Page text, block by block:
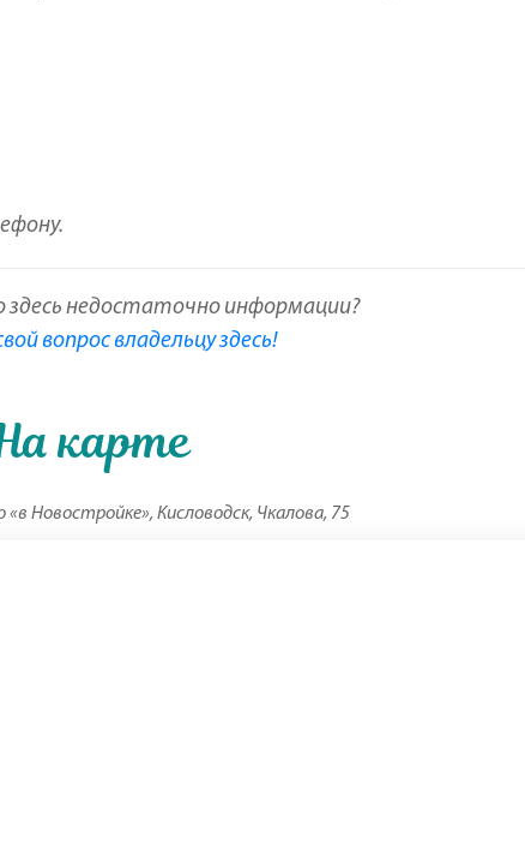
недостаточно информации?
вопрос владельцу здесь!
карте
Новостройке», Кисловодск, Чкалова, 75